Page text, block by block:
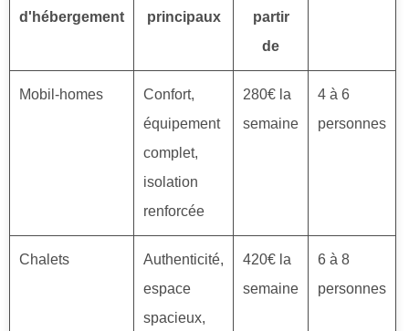
d'hébergement
principaux
partir
de
Mobil-homes
Confort,
équipement
complet,
isolation
renforcée
280€ la
semaine
4 à 6
personnes
Chalets
Authenticité,
espace
spacieux,
420€ la
semaine
6 à 8
personnes